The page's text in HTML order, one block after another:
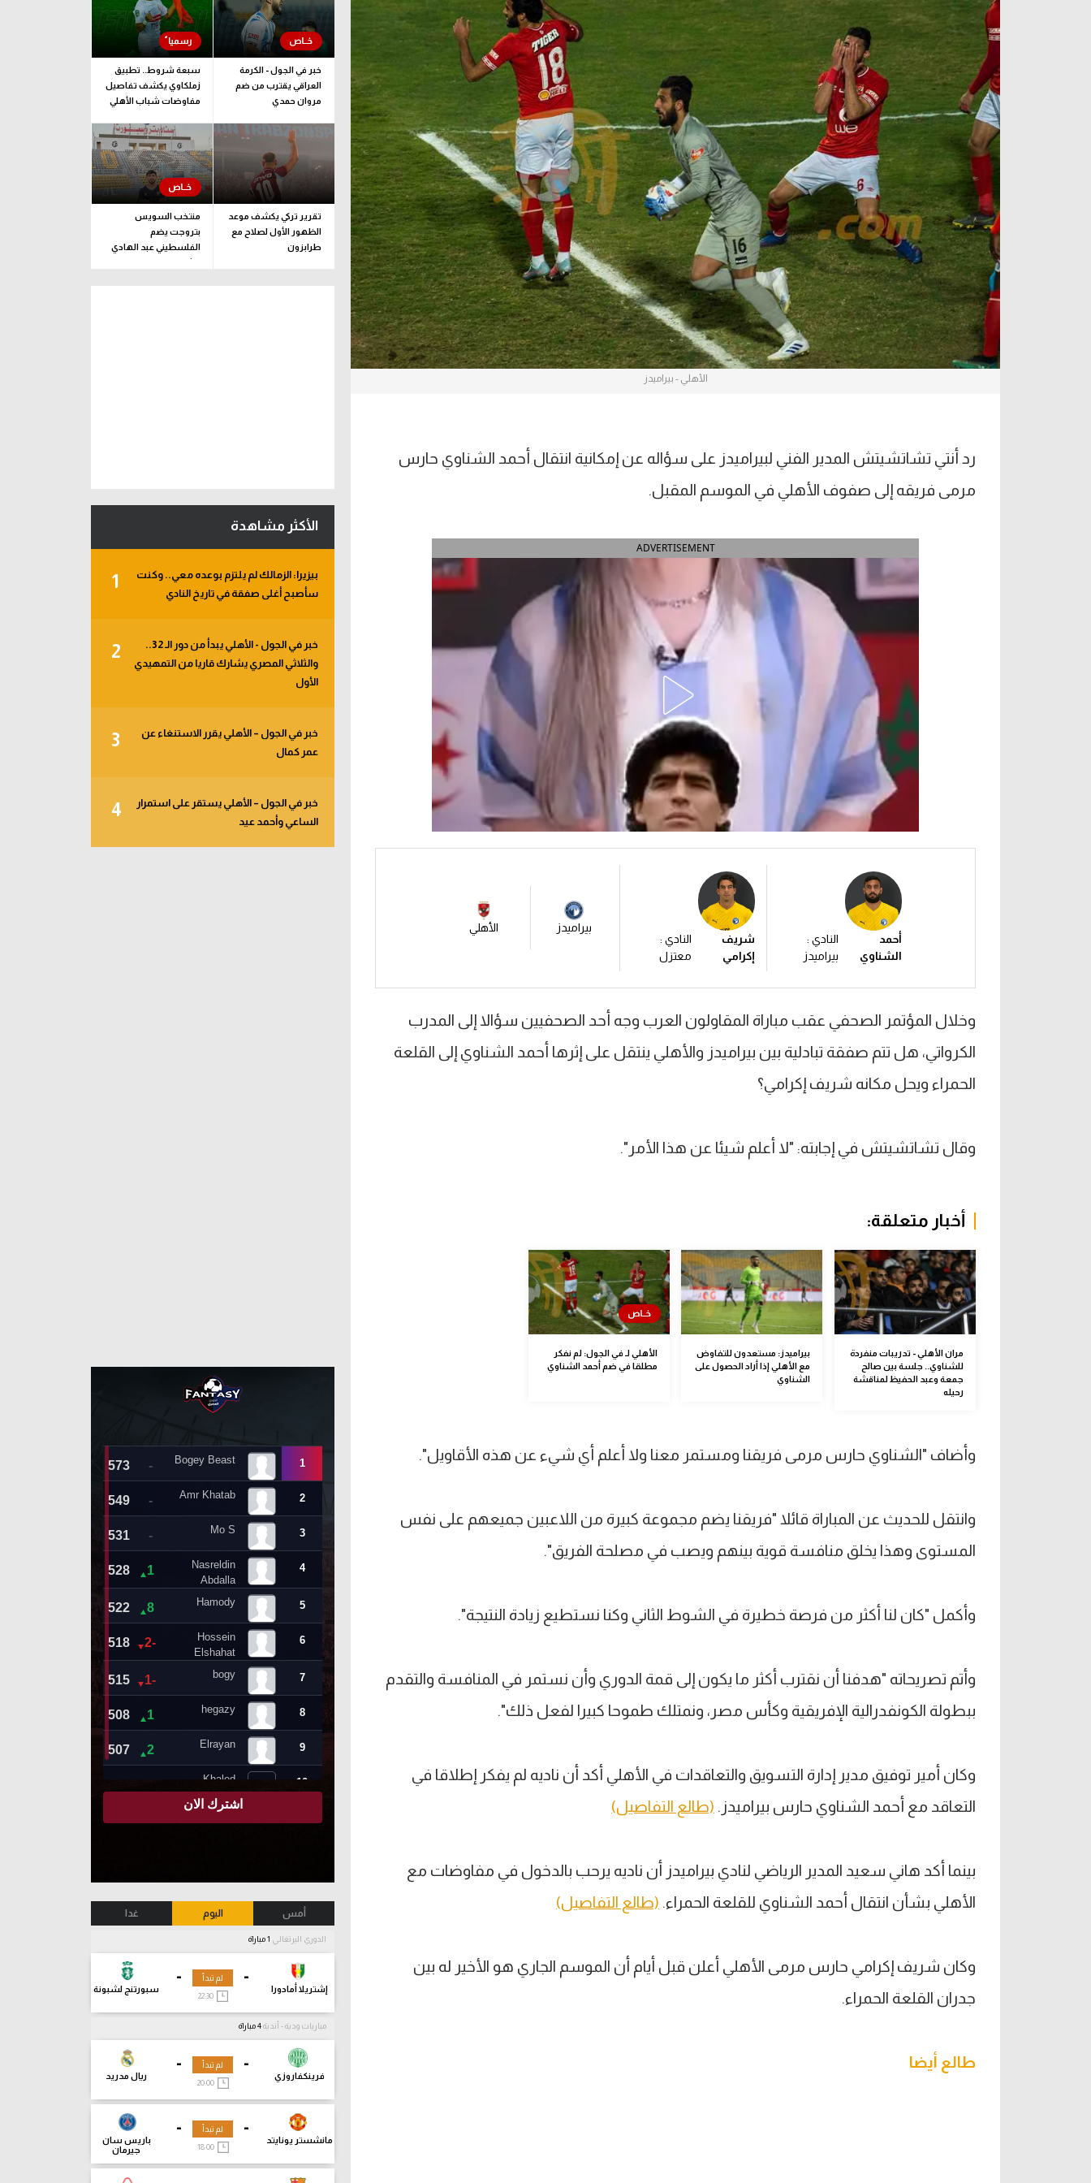
آراء حرة
ركن الألعاب
الدوري السعودي للمحترفين
دوري أبطال أوروبا
دوري أبطال إفريقيا
كل البطولات
دوري أبطال أوروبا
القسم الثاني
رياضات أخرى
آسيا
أمريكا
ركن الألعاب
الأهلي - بيراميدز
رد أنتي تشاتشيتش المدير الفني لبيراميدز على سؤاله عن إمكانية انتقال أحمد الشناوي حارس
مرمى فريقه إلى صفوف الأهلي في الموسم المقبل.
ADVERTISEMENT
أحمد
الشناوي
النادي :
بيراميدز
شريف
إكرامي
النادي :
معتزل
بيراميدز الأهلي
وخلال المؤتمر الصحفي عقب مباراة المقاولون العرب وجه أحد الصحفيين سؤالا إلى المدرب
الكرواتي، هل تتم صفقة تبادلية بين بيراميدز والأهلي ينتقل على إثرها أحمد الشناوي إلى القلعة
الحمراء ويحل مكانه شريف إكرامي؟
وقال تشاتشيتش في إجابته: "لا أعلم شيئا عن هذا الأمر".
أخبار متعلقة:
مران الأهلي - تدريبات منفردة
للشناوي.. جلسة بين صالح
جمعة وعبد الحفيظ لمناقشة
رحيله
بيراميدز: مستعدون للتفاوض
مع الأهلي إذا أراد الحصول على
الشناوي
الأهلي لـ في الجول: لم نفكر
مطلقا في ضم أحمد الشناوي
وأضاف "الشناوي حارس مرمى فريقنا ومستمر معنا ولا أعلم أي شيء عن هذه الأقاويل".
وانتقل للحديث عن المباراة قائلا "فريقنا يضم مجموعة كبيرة من اللاعبين جميعهم على نفس
المستوى وهذا يخلق منافسة قوية بينهم ويصب في مصلحة الفريق".
وأكمل "كان لنا أكثر من فرصة خطيرة في الشوط الثاني وكنا نستطيع زيادة النتيجة".
وأتم تصريحاته "هدفنا أن نقترب أكثر ما يكون إلى قمة الدوري وأن نستمر في المنافسة والتقدم
ببطولة الكونفدرالية الإفريقية وكأس مصر، ونمتلك طموحا كبيرا لفعل ذلك".
وكان أمير توفيق مدير إدارة التسويق والتعاقدات في الأهلي أكد أن ناديه لم يفكر إطلاقا في
التعاقد مع أحمد الشناوي حارس بيراميدز. (طالع التفاصيل)
بينما أكد هاني سعيد المدير الرياضي لنادي بيراميدز أن ناديه يرحب بالدخول في مفاوضات مع
الأهلي بشأن انتقال أحمد الشناوي للقلعة الحمراء. (طالع التفاصيل)
وكان شريف إكرامي حارس مرمى الأهلي أعلن قبل أيام أن الموسم الجاري هو الأخير له بين
جدران القلعة الحمراء.
طالع أيضا
خبر في الجول - الكرمة
العراقي يقترب من ضم
مروان حمدي
سبعة شروط.. تطبيق
زملكاوي يكشف تفاصيل
مفاوضات شباب الأهلي
تقرير تركي يكشف موعد
الظهور الأول لصلاح مع
طرابزون
منتخب السويس
بتروجت يضم
الفلسطيني عبد الهادي
راشد
الأكثر مشاهدة
1
بيزيرا: الزمالك لم يلتزم بوعده معي.. وكنت
سأصبح أغلى صفقة في تاريخ النادي
2
خبر في الجول - الأهلي يبدأ من دور الـ 32..
والثلاثي المصري يشارك قاريا من التمهيدي
الأول
3
خبر في الجول – الأهلي يقرر الاستنغاء عن
عمر كمال
4
خبر في الجول – الأهلي يستقر على استمرار
الساعي وأحمد عيد
أمس اليوم غدا
الدوري البرتغالي
-
إشتريلا أمادورا
-
سبورتنج لشبونة
لم تبدأ
22:30
مباريات ودية - أندية
-
فرينكفاروزي
-
ريال مدريد
لم تبدأ
20:00
-
مانشستر يونايتد
-
باريس سان
جيرمان
لم تبدأ
18:00